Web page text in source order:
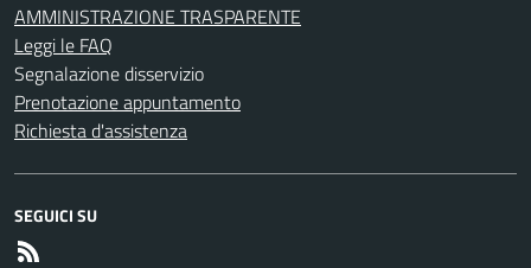
AMMINISTRAZIONE TRASPARENTE
Leggi le FAQ
Segnalazione disservizio
Prenotazione appuntamento
Richiesta d'assistenza
SEGUICI SU